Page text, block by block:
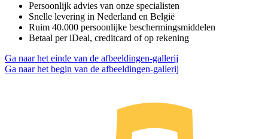
Persoonlijk advies van onze specialisten
Snelle levering in Nederland en België
Ruim 40.000 persoonlijke beschermingsmiddelen
Betaal per iDeal, creditcard of op rekening
Ga naar het einde van de afbeeldingen-gallerij
Ga naar het begin van de afbeeldingen-gallerij